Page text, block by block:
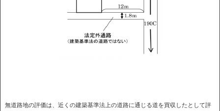
無道路地の評価は、近くの建築基準法上の道路に通じる道を買収したとして評